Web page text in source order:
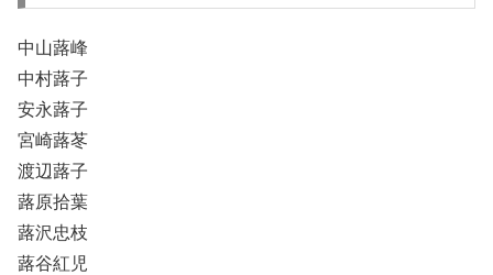
中山蕗峰
中村蕗子
安永蕗子
宮崎蕗苳
渡辺蕗子
蕗原拾葉
蕗沢忠枝
蕗谷紅児